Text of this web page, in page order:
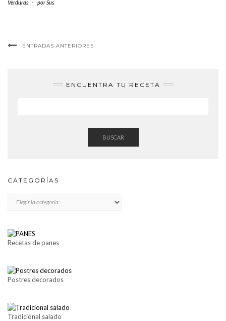
Verduras - porSus
ENTRADAS ANTERIORES
ENCUENTRA TU RECETA
BUSCAR
CATEGORÍAS
Recetas de panes
Postres decorados
Tradicional salado